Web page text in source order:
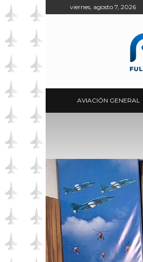
viernes, agosto 7, 2026
AVIACIÓN GENERAL